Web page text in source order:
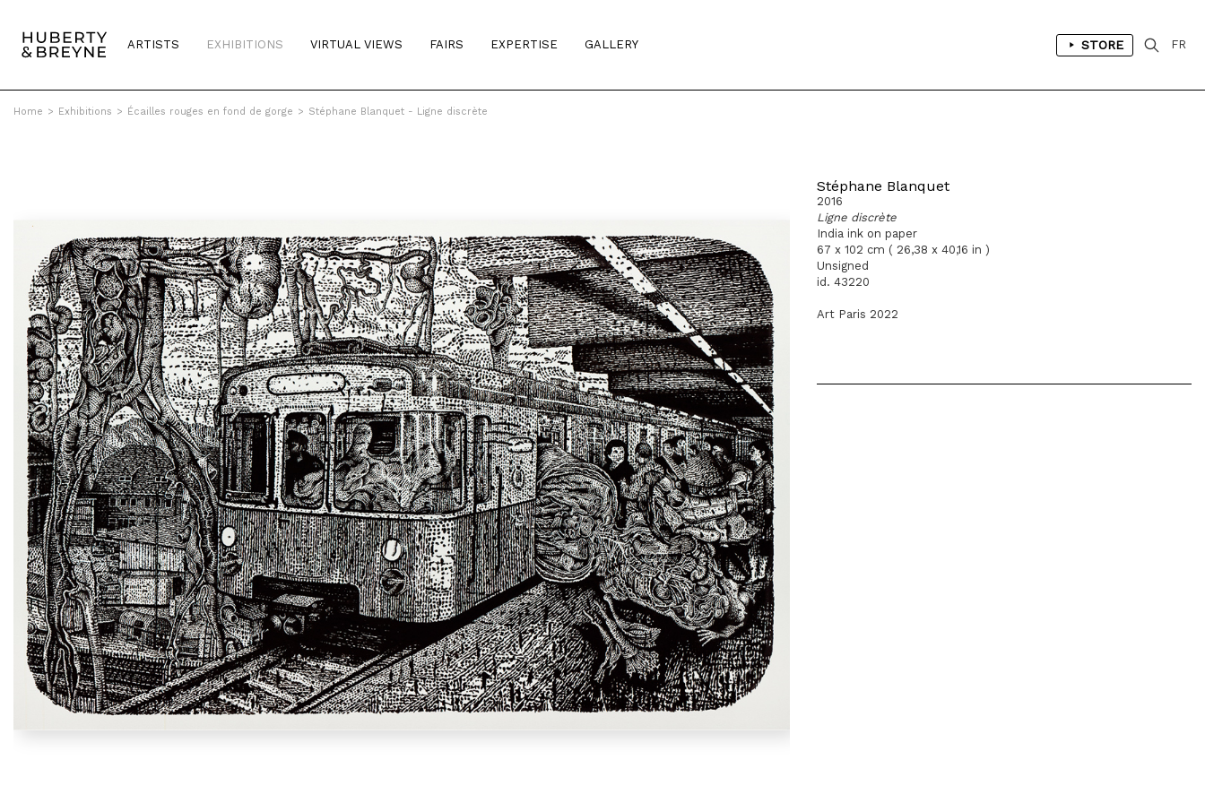
ARTISTS EXHIBITIONS VIRTUAL VIEWS FAIRS EXPERTISE GALLERY STORE FR
Home > Exhibitions > Écailles rouges en fond de gorge > Stéphane Blanquet - Ligne discrète
Stéphane Blanquet
2016
Ligne discrète
India ink on paper
67 x 102 cm ( 26,38 x 40,16 in )
Unsigned
id. 43220
Art Paris 2022